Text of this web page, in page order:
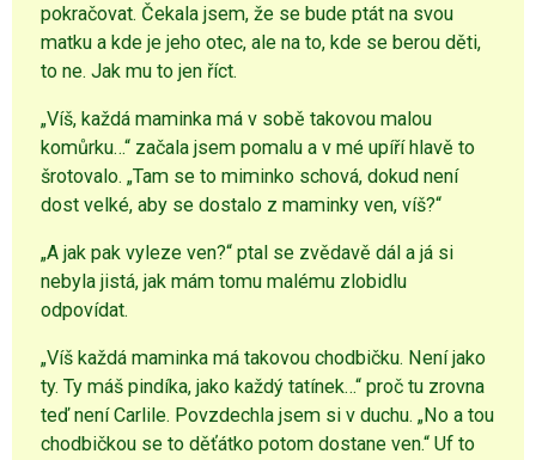
pokračovat. Čekala jsem, že se bude ptát na svou
matku a kde je jeho otec, ale na to, kde se berou děti,
to ne. Jak mu to jen říct.
„Víš, každá maminka má v sobě takovou malou
komůrku…“ začala jsem pomalu a v mé upíří hlavě to
šrotovalo. „Tam se to miminko schová, dokud není
dost velké, aby se dostalo z maminky ven, víš?“
„A jak pak vyleze ven?“ ptal se zvědavě dál a já si
nebyla jistá, jak mám tomu malému zlobidlu
odpovídat.
„Víš každá maminka má takovou chodbičku. Není jako
ty. Ty máš pindíka, jako každý tatínek…“ proč tu zrovna
teď není Carlile. Povzdechla jsem si v duchu. „No a tou
chodbičkou se to děťátko potom dostane ven.“ Uf to